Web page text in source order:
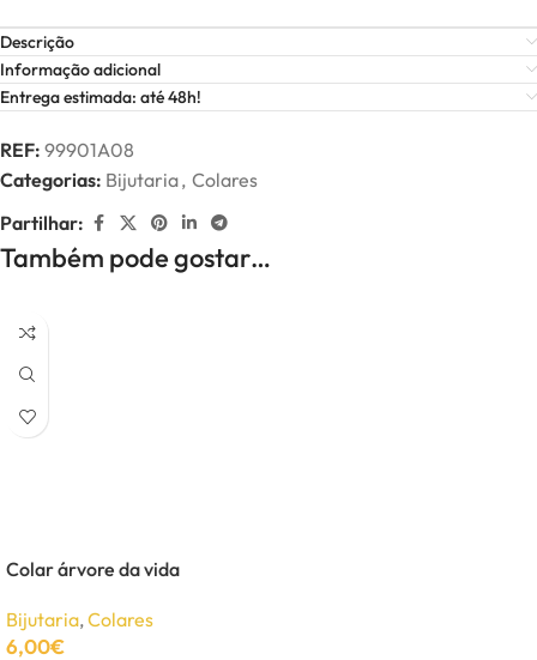
Descrição
Informação adicional
Entrega estimada: até 48h!
REF: 99901A08
Categorias: Bijutaria, Colares
Partilhar:
Também pode gostar…
Colar árvore da vida
Bijutaria,Colares
6,00€